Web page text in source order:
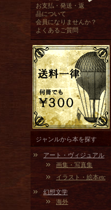
お支払・発送・返
品について
会員になりませんか？
よくあるご質問
ジャンルから本を探す
アート・ヴィジュアル
画集・写真集
イラスト・絵本etc
幻想文学
海外